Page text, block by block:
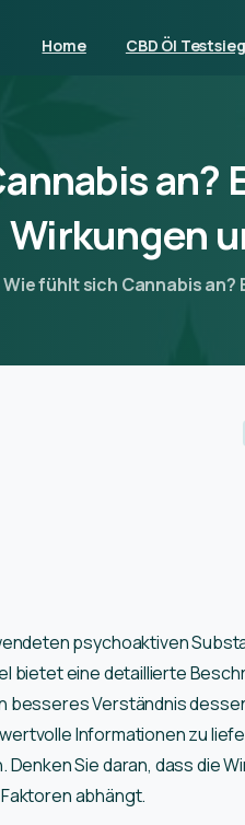
Home CBD Öl
an?
Wirkungen
Wie fühlt sich Cannabis
psychoaktiven
bietet eine detaillierte
besseres Verständnis
Informationen zu
Sie daran, dass die
abhängt.